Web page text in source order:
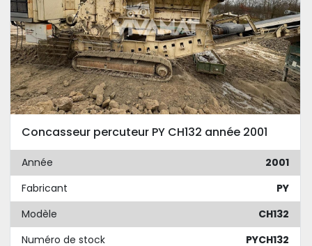
Concasseur percuteur PY CH132 année 2001
Année
2001
Fabricant
PY
Modèle
CH132
Numéro de stock
PYCH132